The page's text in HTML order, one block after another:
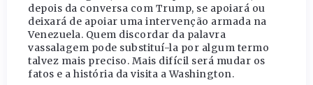
depois da conversa com Trump, se apoiará ou
deixará de apoiar uma intervenção armada na
Venezuela. Quem discordar da palavra
vassalagem pode substituí-la por algum termo
talvez mais preciso. Mais difícil será mudar os
fatos e a história da visita a Washington.